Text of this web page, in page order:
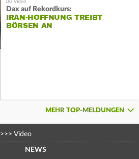
Dax auf Rekordkurs:
IRAN-HOFFNUNG TREIBT
BÖRSEN AN
MEHR TOP-MELDUNGEN
>>> Video
NEWS